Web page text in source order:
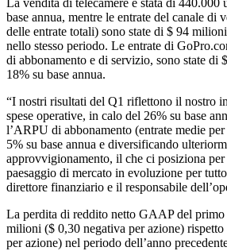
La vendita di telecamere è stata di 440.000
base annua, mentre le entrate del canale di
delle entrate totali) sono state di $ 94
nello stesso periodo. Le entrate di
di abbonamento e di servizio, sono state di
18% su base annua.
“I nostri risultati del Q1 riflettono il nostro
spese operative, in calo del 26% su base
l’ARPU di abbonamento (entrate medie
5% su base annua e diversificando
approvvigionamento, il che ci posiziona
paesaggio di mercato in evoluzione per
direttore finanziario e il responsabile
La perdita di reddito netto GAAP del primo
milioni ($ 0,30 negativa per azione)
per azione) nel periodo dell’anno